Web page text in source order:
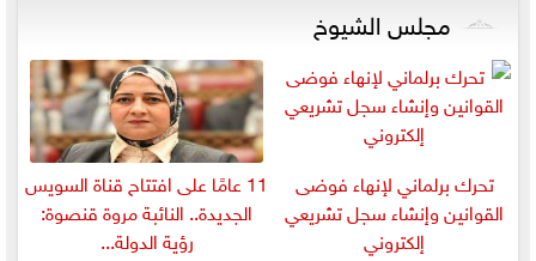
مجلس الشيوخ
تحرك برلماني لإنهاء فوضى
القوانين وإنشاء سجل تشريعي
إلكتروني
11 عامًا على افتتاح قناة السويس
الجديدة.. النائبة مروة قنصوة:
رؤية الدولة...